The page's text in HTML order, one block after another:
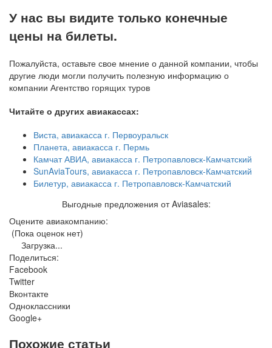
У нас вы видите только конечные
цены на билеты.
Пожалуйста, оставьте свое мнение о данной компании, чтобы
другие люди могли получить полезную информацию о
компании Агентство горящих туров
Читайте о других авиакассах:
Виста, авиакасса г. Первоуральск
Планета, авиакасса г. Пермь
Камчат АВИА, авиакасса г. Петропавловск-Камчатский
SunAviaTours, авиакасса г. Петропавловск-Камчатский
Билетур, авиакасса г. Петропавловск-Камчатский
Выгодные предложения от Aviasales:
Оцените авиакомпанию:
(Пока оценок нет)
Загрузка...
Поделиться:
Facebook
Twitter
Вконтакте
Одноклассники
Google+
Похожие статьи